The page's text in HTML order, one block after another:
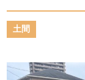
土間